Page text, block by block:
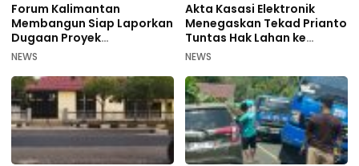
Forum Kalimantan
Membangun Siap Laporkan
Dugaan Proyek
Bermasalah PUPR Kalteng
NEWS
Akta Kasasi Elektronik
Menegaskan Tekad Prianto
Tuntas Hak Lahan ke
Mahkamah Agung
NEWS